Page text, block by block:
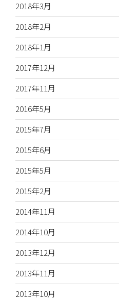
2018年3月
2018年2月
2018年1月
2017年12月
2017年11月
2016年5月
2015年7月
2015年6月
2015年5月
2015年2月
2014年11月
2014年10月
2013年12月
2013年11月
2013年10月